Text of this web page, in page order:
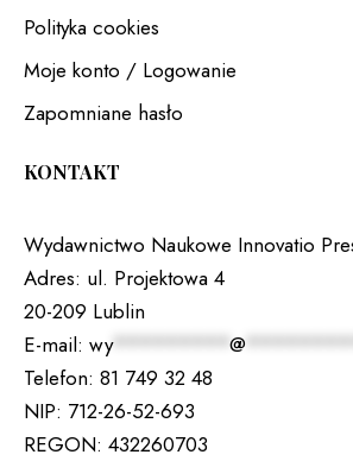
Polityka cookies
Moje konto / Logowanie
Zapomniane hasło
KONTAKT
Wydawnictwo Naukowe Innovatio
Adres: ul. Projektowa 4
20-209 Lublin
E-mail: wy*********@
Telefon: 81 749 32 48
NIP: 712-26-52-693
REGON: 432260703